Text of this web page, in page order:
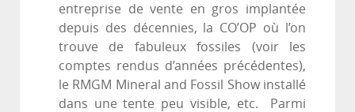
entreprise de vente en gros implantée
depuis des décennies, la CO’OP où l’on
trouve de fabuleux fossiles (voir les
comptes rendus d’années précédentes),
le RMGM Mineral and Fossil Show installé
dans une tente peu visible, etc. Parmi